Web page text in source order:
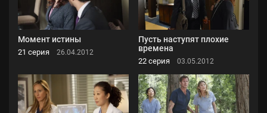
Момент истины
21 серия 26.04.2012
Пусть наступят плохие
времена
22 серия 03.05.2012